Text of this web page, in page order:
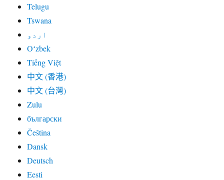
Telugu
Tswana
اردو
Oʻzbek
Tiếng Việt
中文 (香港)
中文 (台灣)
Zulu
български
Čeština
Dansk
Deutsch
Eesti